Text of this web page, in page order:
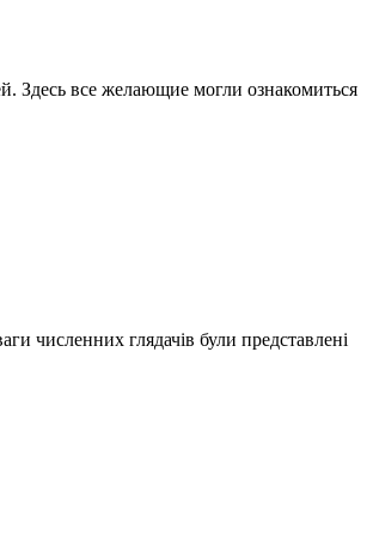
Здесь все желающие могли ознакомиться
численних глядачів були представлені